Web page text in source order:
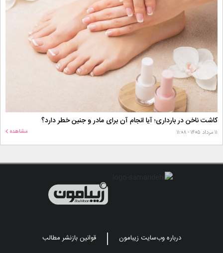
کاشت ناخن در بارداری؛ آیا انجام آن برای مادر و جنین خطر دارد؟
۱۱ مرداد ۱۴۰۵ - ۱۱:۰۸ مشاهده
درباره وب‌سایت زیبامون
قوانین بازنشر مطالب